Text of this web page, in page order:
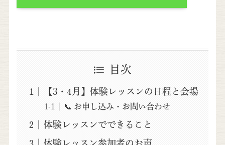
目次
【3・4月】体験レッスンの日程と会場
📞 お申し込み・お問い合わせ
体験レッスンでできること
体験レッスン参加者のお声